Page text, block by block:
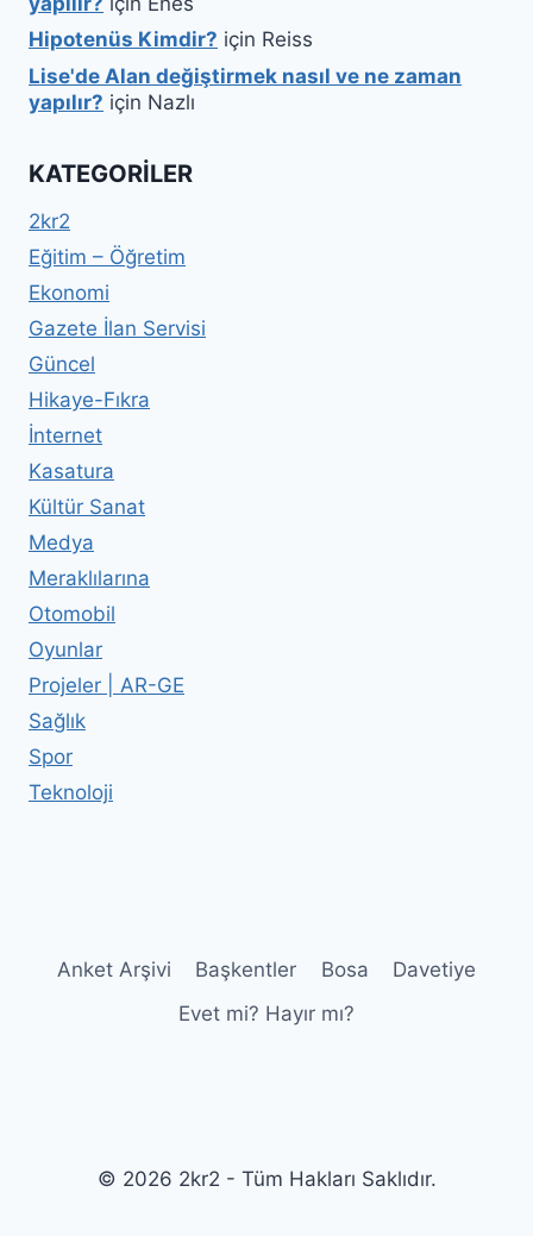
Hipotenüs Kimdir? için Reiss
Lise'de Alan değiştirmek nasıl ve ne zaman
yapılır? için Nazlı
KATEGORILER
2kr2
Eğitim – Öğretim
Ekonomi
Gazete İlan Servisi
Güncel
Hikaye-Fıkra
İnternet
Kasatura
Kültür Sanat
Medya
Meraklılarına
Otomobil
Oyunlar
Projeler | AR-GE
Sağlık
Spor
Teknoloji
Anket Arşivi Başkentler Bosa
Davetiye
Evet mi? Hayır mı?
© 2026 2kr2 - Tüm Hakları Saklıdır.